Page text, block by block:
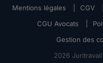
Mentions légales CGV
CGU Avocats
Gestion des
2026